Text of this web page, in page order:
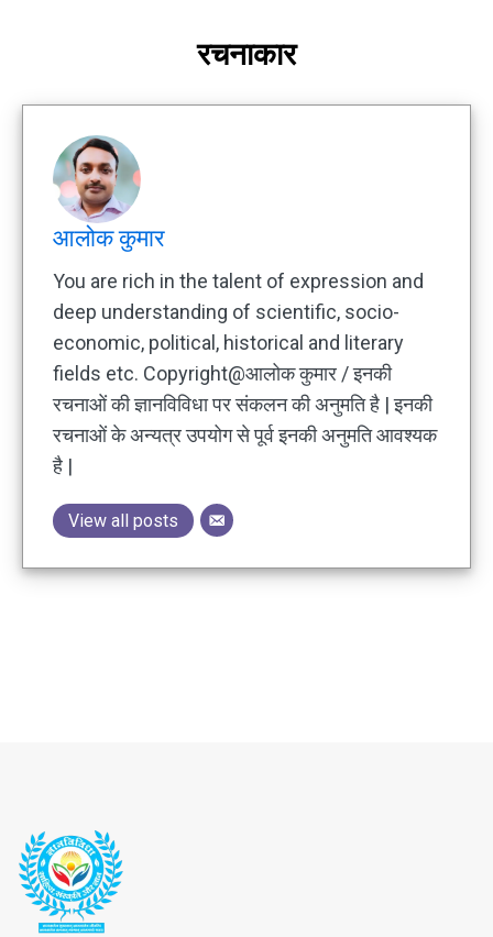
रचनाकार
आलोक कुमार
You are rich in the talent of expression and
deep understanding of scientific, socio-
economic, political, historical and literary
fields etc. Copyright@आलोक कुमार / इनकी
रचनाओं की ज्ञानविविधा पर संकलन की अनुमति है | इनकी
रचनाओं के अन्यत्र उपयोग से पूर्व इनकी अनुमति आवश्यक
है |
View all posts